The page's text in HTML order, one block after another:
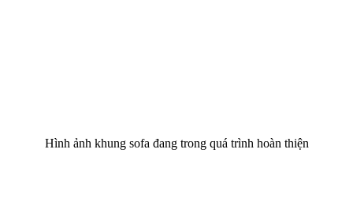
Hình ảnh khung sofa đang trong quá trình hoàn thiện